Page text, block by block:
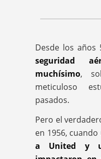
Desde los años
seguridad
muchísimo,
meticuloso
pasados.
Pero el
en 1956, cuando
a United y